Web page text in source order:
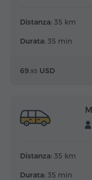
Distanza: 35 km
Durata: 35 min
69.93 USD
Distanza: 35 km
Durata: 35 min